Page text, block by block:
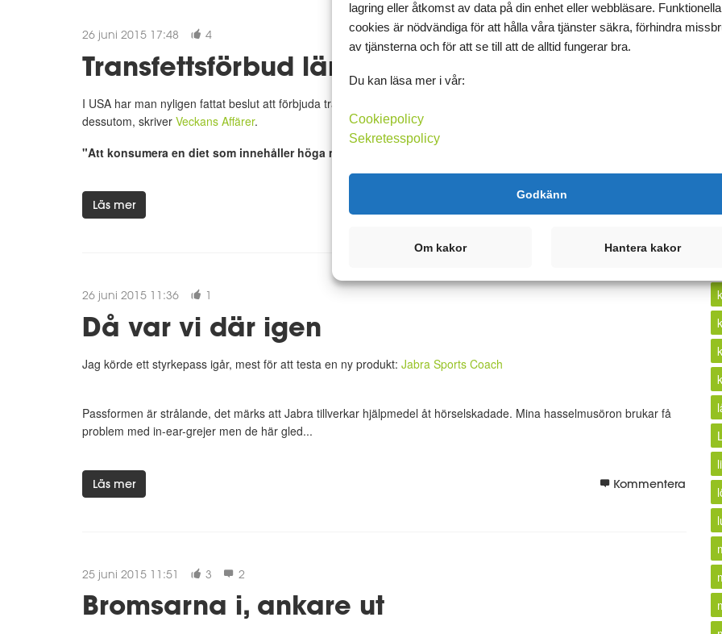
26 juni 2015 17:48 4
Transfettsförbud lär inte komma än
I USA har man nyligen fattat beslut att förbjuda transfetter i livsmedel, och inom 3 år ska det vara genomdrivet
dessutom, skriver Veckans Affärer.
"Att konsumera en diet som innehåller höga mängder transfett har kopplats till både högre vikt,
Läs mer
26 juni 2015 11:36 1
Då var vi där igen
Jag körde ett styrkepass igår, mest för att testa en ny produkt: Jabra Sports Coach
Passformen är strålande, det märks att Jabra tillverkar hjälpmedel åt hörselskadade. Mina hasselmusöron brukar få
problem med in-ear-grejer men de här gled...
Läs mer Kommentera
25 juni 2015 11:51 3 2
Bromsarna i, ankare ut
lagring eller åtkomst av data på din enhet eller webbläsare. Funktionella
cookies är nödvändiga för att hålla våra tjänster säkra, förhindra
av tjänsterna och för att se till att de alltid fungerar bra.
Du kan läsa mer i vår:
Cookiepolicy
Sekretesspolicy
Godkänn
Om kakor Hantera kakor